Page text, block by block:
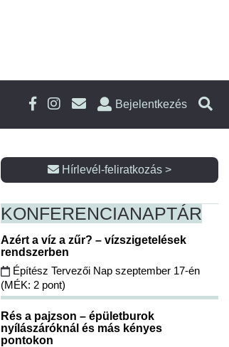
Bejelentkezés
Hírlevél-feliratkozás >
KONFERENCIANAPTÁR
Azért a víz a zűr? – vízszigetelések
rendszerben
Építész Tervezői Nap szeptember 17-én
(MÉK: 2 pont)
Rés a pajzson – épületburok
nyílászáróknál és más kényes
pontokon